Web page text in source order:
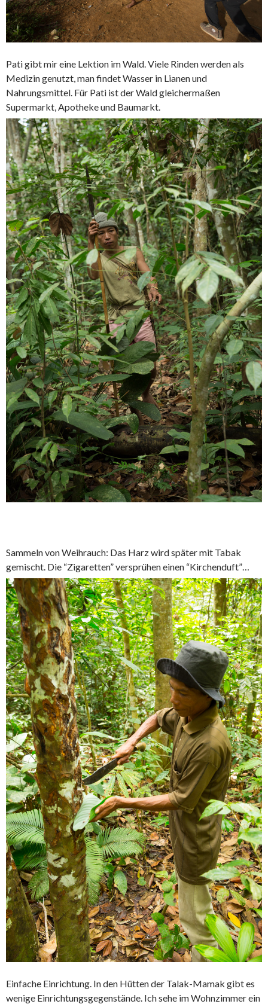
Pati gibt mir eine Lektion im Wald. Viele Rinden werden als
Medizin genutzt, man findet Wasser in Lianen und
Nahrungsmittel. Für Pati ist der Wald gleichermaßen
Supermarkt, Apotheke und Baumarkt.
Sammeln von Weihrauch: Das Harz wird später mit Tabak
gemischt. Die “Zigaretten” versprühen einen “Kirchenduft”…
Einfache Einrichtung. In den Hütten der Talak-Mamak gibt es
wenige Einrichtungsgegenstände. Ich sehe im Wohnzimmer ein